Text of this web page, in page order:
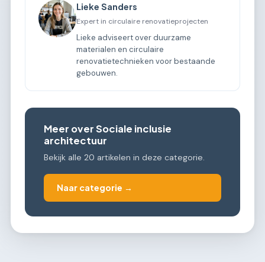
Lieke Sanders
Expert in circulaire renovatieprojecten
Lieke adviseert over duurzame
materialen en circulaire
renovatietechnieken voor bestaande
gebouwen.
Meer over Sociale inclusie
architectuur
Bekijk alle 20 artikelen in deze categorie.
Naar categorie →